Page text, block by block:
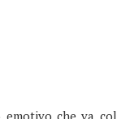
che va